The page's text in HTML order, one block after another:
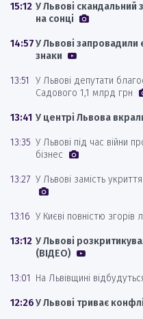
15:12 У Львові скандальний
на сонці
14:57У Львові запровадили
знаки
13:51
У Львові депутати
Садового 1,1 млрд грн
13:41 У центрі Львова
13:35 У Львові під час війни
бізнес
13:27 У Львові замість
13:16 У Києві повністю
13:12 У Львові
(ВІДЕО)
13:01 На Львівщині
12:26У Львові триває